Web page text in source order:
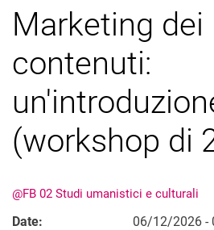
Inizio del programma di studio
All'università
Fine del programma di studio
Ordinati per argomento
Marketing dei
contenuti:
(workshop di
@FB 02 Studi umanistici e culturali
Date:
06/12/2026 -